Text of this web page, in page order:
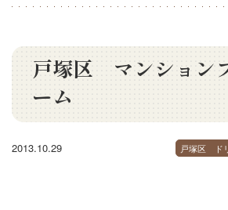
戸塚区 マンション
ーム
2013.10.29 戸塚区 ド